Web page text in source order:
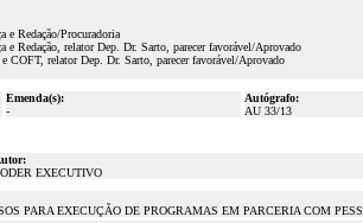
Redação/Procuradoria
Redação, relator Dep. Dr. Sarto, parecer favorável/Aprovado
relator Dep. Dr. Sarto, parecer favorável/Aprovado
Emenda(s):
-
Autógrafo:
AU 33/13
EXECUTIVO
PARA EXECUÇÃO DE PROGRAMAS EM PARCERIA COM